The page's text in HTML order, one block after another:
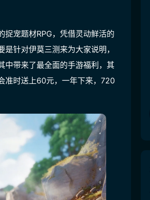
宠题材RPG，凭借灵动鲜活的
针对伊莫三测来为大家说明，
中带来了最全面的手游福利，其
准时送上60元，一年下来，720